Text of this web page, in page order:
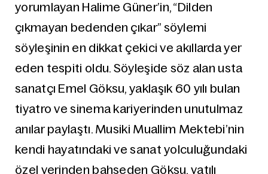
yorumlayan Halime Güner’in, “Dilden
çıkmayan bedenden çıkar” söylemi
söyleşinin en dikkat çekici ve akıllarda yer
eden tespiti oldu. Söyleşide söz alan usta
sanatçı Emel Göksu, yaklaşık 60 yılı bulan
tiyatro ve sinema kariyerinden unutulmaz
anılar paylaştı. Musiki Muallim Mektebi’nin
kendi hayatındaki ve sanat yolculuğundaki
özel yerinden bahseden Göksu, yatılı